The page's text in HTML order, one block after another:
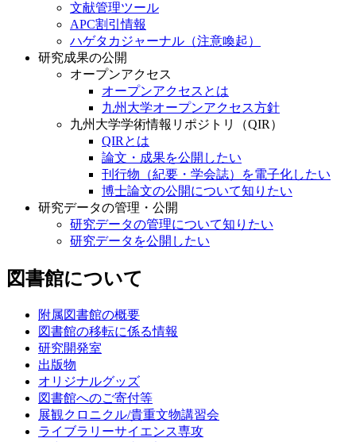
文献管理ツール
APC割引情報
ハゲタカジャーナル（注意喚起）
研究成果の公開
オープンアクセス
オープンアクセスとは
九州大学オープンアクセス方針
九州大学学術情報リポジトリ（QIR）
QIRとは
論文・成果を公開したい
刊行物（紀要・学会誌）を電子化したい
博士論文の公開について知りたい
研究データの管理・公開
研究データの管理について知りたい
研究データを公開したい
図書館について
附属図書館の概要
図書館の移転に係る情報
研究開発室
出版物
オリジナルグッズ
図書館へのご寄付等
展観クロニクル/貴重文物講習会
ライブラリーサイエンス専攻